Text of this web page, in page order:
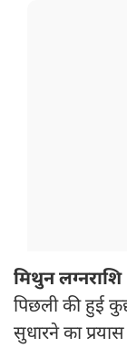
मिथुन लग्नराशि
पिछली की हुई
सुधारने का